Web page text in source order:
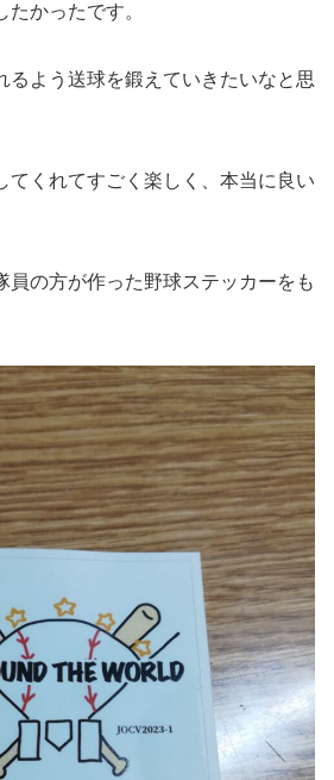
かったです。
るよう送球を鍛えていきたいなと思
てくれてすごく楽しく、本当に良い
員の方が作った野球ステッカーをも